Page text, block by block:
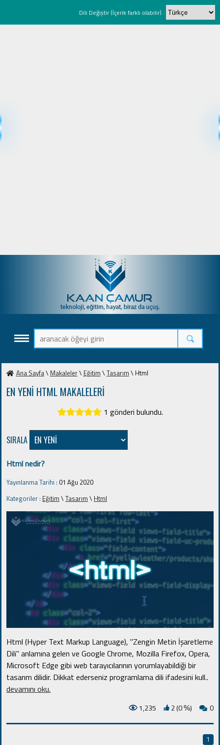
Dili Değiştir (İçerik farklı olabilir) :
Ana Sayfa\ Makaleler\ Eğitim \Tasarım \ Html
EN YENİ HTML MAKALELERİ
1 gönderi bulundu.
SIRALA
Html nedir?
Yayınlanma Tarihi : 01 Ağu 2020
Kategoriler : Eğitim \Tasarım \ Html
Html (Hyper Text Markup Language), "Zengin Metin İşaretleme
Dili" anlamına gelen ve Google Chrome, Mozilla Firefox, Opera,
Microsoft Edge gibi web tarayıcılarının yorumlayabildiği bir
tasarım dilidir. Dikkat ederseniz programlama dili ifadesini kull..
devamını oku.
1,235 2 (0%) 0
1